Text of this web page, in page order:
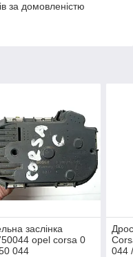
за домовленістю
заслінка
opel corsa 0
044
044